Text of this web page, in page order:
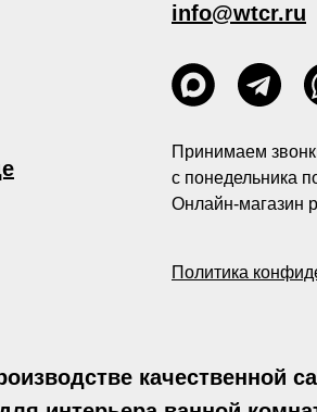
Политика
info@wtcr.ru
Принимаем
с понедельника
Онлайн-магазин
качественной